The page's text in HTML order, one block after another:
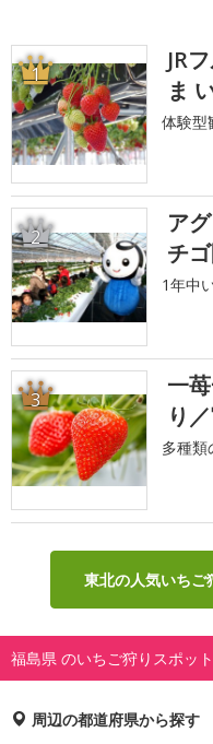
1
JR
ま
体験型
2
ア
チ
1年中
3
一
り
多種類
東北の人気いちご
福島県 のいちご狩りスポッ
周辺の都道府県から探す